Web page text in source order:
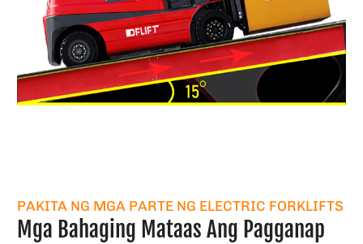
PAKITA NG MGA PARTE NG ELECTRIC FORKLIFTS
Mga Bahaging Mataas Ang Pagganap